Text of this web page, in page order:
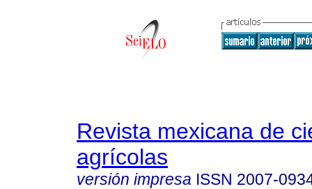
Revista mexicana de
agrícolas
versión impresa ISSN 2007-